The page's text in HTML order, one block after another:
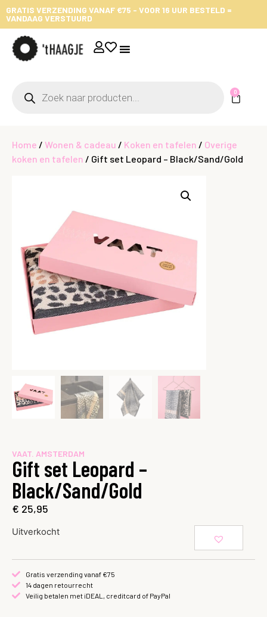
GRATIS VERZENDING VANAF €75 - VOOR 16 UUR BESTELD =
VANDAAG VERSTUURD
0
Home / Wonen & cadeau / Koken en tafelen / Overige
koken en tafelen / Gift set Leopard – Black/Sand/Gold
VAAT. AMSTERDAM
Gift set Leopard –
Black/Sand/Gold
€ 25,95
Uitverkocht
Gratis verzending vanaf €75
14 dagen retourrecht
Veilig betalen met iDEAL, creditcard of PayPal